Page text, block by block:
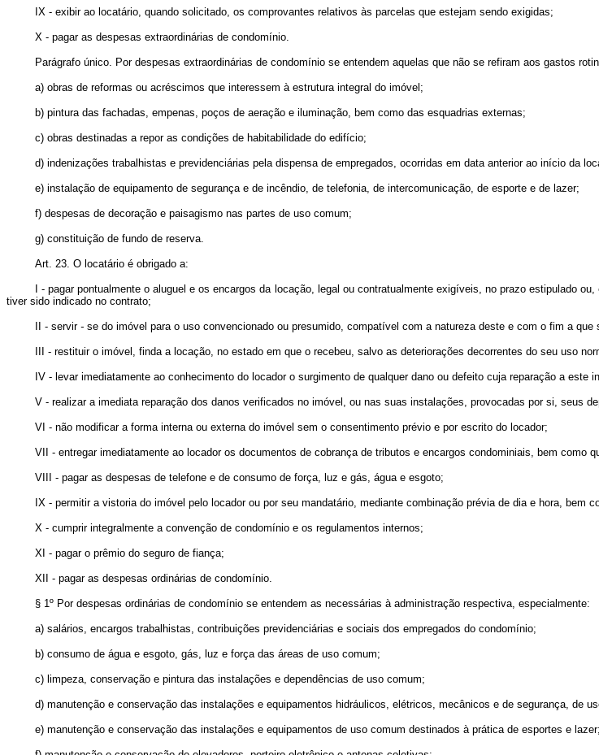
IX - exibir ao locatário, quando solicitado, os comprovantes relativos às parcelas que estejam sendo exigidas;
X - pagar as despesas extraordinárias de condomínio.
Parágrafo único. Por despesas extraordinárias de condomínio se entendem aquelas que não se refiram aos gastos
a) obras de reformas ou acréscimos que interessem à estrutura integral do imóvel;
b) pintura das fachadas, empenas, poços de aeração e iluminação, bem como das esquadrias externas;
c) obras destinadas a repor as condições de habitabilidade do edifício;
d) indenizações trabalhistas e previdenciárias pela dispensa de empregados, ocorridas em data anterior ao início da
e) instalação de equipamento de segurança e de incêndio, de telefonia, de intercomunicação, de esporte e de lazer;
f) despesas de decoração e paisagismo nas partes de uso comum;
g) constituição de fundo de reserva.
Art. 23. O locatário é obrigado a:
I - pagar pontualmente o aluguel e os encargos da locação, legal ou contratualmente exigíveis, no prazo estipulado
tiver sido indicado no contrato;
II - servir - se do imóvel para o uso convencionado ou presumido, compatível com a natureza deste e com o fim a que
III - restituir o imóvel, finda a locação, no estado em que o recebeu, salvo as deteriorações decorrentes do seu uso
IV - levar imediatamente ao conhecimento do locador o surgimento de qualquer dano ou defeito cuja reparação a
V - realizar a imediata reparação dos danos verificados no imóvel, ou nas suas instalações, provocadas por si, seus
VI - não modificar a forma interna ou externa do imóvel sem o consentimento prévio e por escrito do locador;
VII - entregar imediatamente ao locador os documentos de cobrança de tributos e encargos condominiais, bem como
VIII - pagar as despesas de telefone e de consumo de força, luz e gás, água e esgoto;
IX - permitir a vistoria do imóvel pelo locador ou por seu mandatário, mediante combinação prévia de dia e hora,
X - cumprir integralmente a convenção de condomínio e os regulamentos internos;
XI - pagar o prêmio do seguro de fiança;
XII - pagar as despesas ordinárias de condomínio.
§ 1º Por despesas ordinárias de condomínio se entendem as necessárias à administração respectiva, especialmente:
a) salários, encargos trabalhistas, contribuições previdenciárias e sociais dos empregados do condomínio;
b) consumo de água e esgoto, gás, luz e força das áreas de uso comum;
c) limpeza, conservação e pintura das instalações e dependências de uso comum;
d) manutenção e conservação das instalações e equipamentos hidráulicos, elétricos, mecânicos e de segurança, de
e) manutenção e conservação das instalações e equipamentos de uso comum destinados à prática de esportes e lazer;